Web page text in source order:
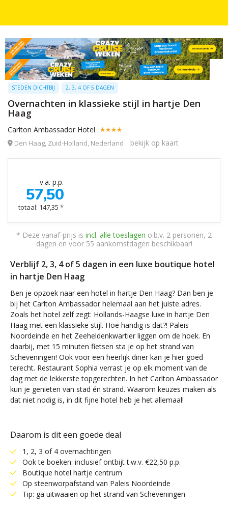
STEDEN DICHTBIJ 2, 3, 4 OF 5 DAGEN
Overnachten in klassieke stijl in hartje Den
Haag
Carlton Ambassador Hotel
Den Haag, Zuid-Holland, Nederland bekijk op kaart
v.a. p.p.
57,50
totaal: 147,35 *
* Deze vanaf-prijs is incl. alle toeslagen o.b.v. 2 personen, 2
dagen en voor 55 aankomstdagen beschikbaar!
Verblijf 2, 3, 4 of 5 dagen in een luxe boutique hotel
in hartje Den Haag
Ben je opzoek naar een hotel in hartje Den Haag? Dan ben je
bij het Carlton Ambassador helemaal aan het juiste adres.
Zoals het hotel zelf zegt: Hollands-Haagse luxe in hartje Den
Haag met een klassieke stijl. Hoe handig is dat?! Paleis
Noordeinde en het Zeeheldenkwartier liggen om de hoek. En
daarbij, met 15 minuten fietsen sta je op het strand van
Scheveningen! Ook voor een heerlijk diner kan je hier goed
terecht. Restaurant Sophia verrast je op elk moment van de
dag met de lekkerste topgerechten. In het Carlton Ambassador
kun je genieten van stad én strand. Waarom keuzes maken als
dat niet nodig is, in dit fijne hotel heb je het allemaal!
Daarom is dit een goede deal
1, 2, 3 of 4 overnachtingen
Ook te boeken: inclusief ontbijt t.w.v. €22,50 p.p.
Boutique hotel hartje centrum
Op steenworpafstand van Paleis Noordeinde
Tip: ga uitwaaien op het strand van Scheveningen